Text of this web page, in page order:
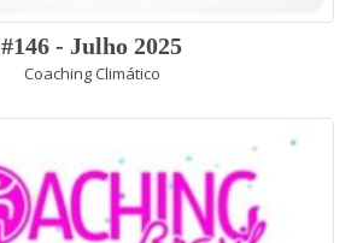
#146 - Julho 2025
Coaching Climático